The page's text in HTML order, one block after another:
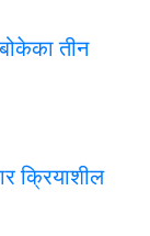
तीन
क्रियाशील